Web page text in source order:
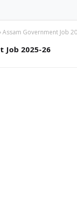
Assam Government Job
Job 2025-26